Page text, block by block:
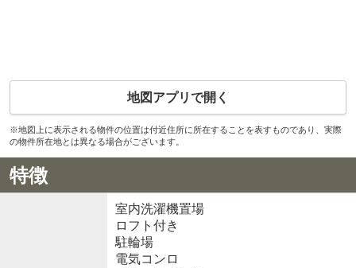
地図アプリで開く
※地図上に表示される物件の位置は付近住所に所在することを表すものであり、実際
の物件所在地とは異なる場合がございます。
特徴
室内洗濯機置場
ロフト付き
駐輪場
電気コンロ